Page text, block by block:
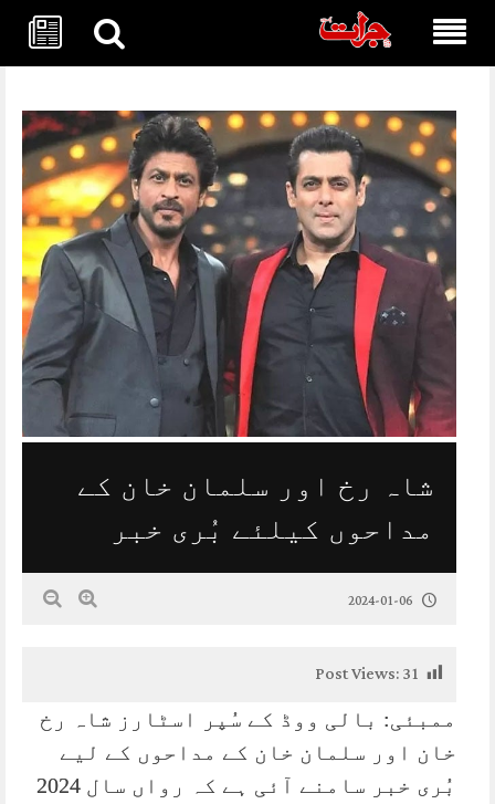
شاہ رخ اور سلمان خان کے
مداحوں کیلئے بُری خبر
2024-01-06
Post Views:31
ممبئی: بالی ووڈ کے سُپر اسٹارز شاہ رخ
خان اور سلمان خان کے مداحوں کے لیے
بُری خبر سامنے آئی ہے کہ رواں سال 2024